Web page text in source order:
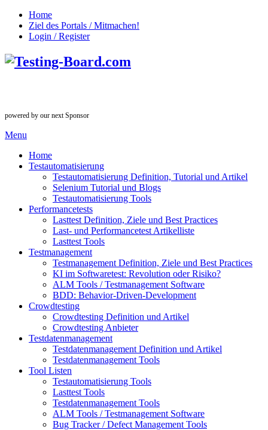
Home
Ziel des Portals / Mitmachen!
Login / Register
powered by our next Sponsor
Menu
Home
Testautomatisierung
Testautomatisierung Definition, Tutorial und Artikel
Selenium Tutorial und Blogs
Testautomatisierung Tools
Performancetests
Lasttest Definition, Ziele und Best Practices
Last- und Performancetest Artikelliste
Lasttest Tools
Testmanagement
Testmanagement Definition, Ziele und Best Practices
KI im Softwaretest: Revolution oder Risiko?
ALM Tools / Testmanagement Software
BDD: Behavior-Driven-Development
Crowdtesting
Crowdtesting Definition und Artikel
Crowdtesting Anbieter
Testdatenmanagement
Testdatenmanagement Definition und Artikel
Testdatenmanagement Tools
Tool Listen
Testautomatisierung Tools
Lasttest Tools
Testdatenmanagement Tools
ALM Tools / Testmanagement Software
Bug Tracker / Defect Management Tools